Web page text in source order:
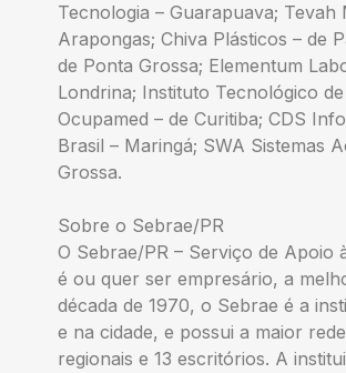
Tecnologia – Guarapuava;
Arapongas; Chiva Plásticos – de
de Ponta Grossa; Elementum
Londrina; Instituto Tecnológico
Ocupamed – de Curitiba; CDS
Brasil – Maringá; SWA Sistemas
Grossa.
Sobre o Sebrae/PR
O Sebrae/PR – Serviço de Apoio
é ou quer ser empresário, a
década de 1970, o Sebrae é a
e na cidade, e possui a maior
regionais e 13 escritórios. A